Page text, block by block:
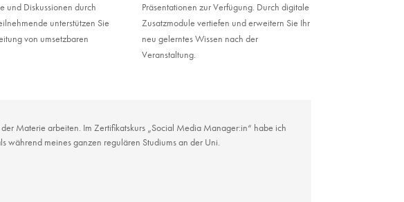
und Diskussionen durch
unterstützen Sie
von umsetzbaren
Präsentationen zur Verfügung. Durch digitale
Zusatzmodule vertiefen und erweitern Sie Ihr
neu gelerntes Wissen nach der
Veranstaltung.
Materie arbeiten. Im Zertifikatskurs „Social Media Manager:in“ habe ich
während meines ganzen regulären Studiums an der Uni.